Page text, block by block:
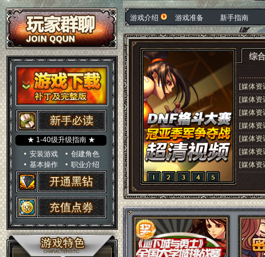
★ 1-40级升级指南 ★
安装游戏
创建角色
基本操作
职业介绍
游戏介绍 游戏准备 新手指南
综
[媒体资
[媒体资
[媒体资
[媒体资
[媒体资
[媒体资
[媒体资